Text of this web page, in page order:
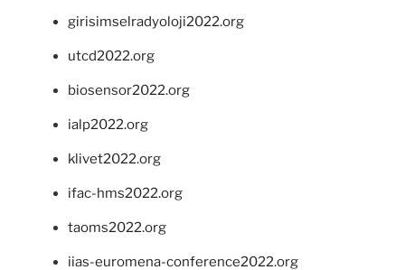
girisimselradyoloji2022.org
utcd2022.org
biosensor2022.org
ialp2022.org
klivet2022.org
ifac-hms2022.org
taoms2022.org
iias-euromena-conference2022.org